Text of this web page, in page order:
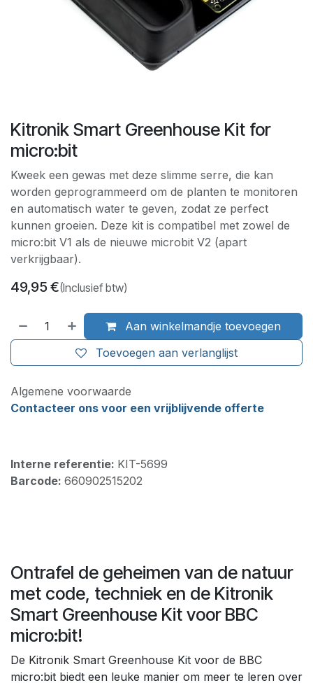
Kitronik Smart Greenhouse Kit for
micro:bit
Kweek een gewas met deze slimme serre, die kan
worden geprogrammeerd om de planten te monitoren
en automatisch water te geven, zodat ze perfect
kunnen groeien. Deze kit is compatibel met zowel de
micro:bit V1 als de nieuwe microbit V2 (apart
verkrijgbaar).
49,95 €(Inclusief btw)
Aan winkelmandje toevoegen
Toevoegen aan verlanglijst
Algemene voorwaarde
Contacteer ons voor een vrijblijvende offerte
Interne referentie: KIT-5699
Barcode: 660902515202
Ontrafel de geheimen van de natuur
met code, techniek en de Kitronik
Smart Greenhouse Kit voor BBC
micro:bit!
De Kitronik Smart Greenhouse Kit voor de BBC
micro:bit biedt een leuke manier om meer te leren over